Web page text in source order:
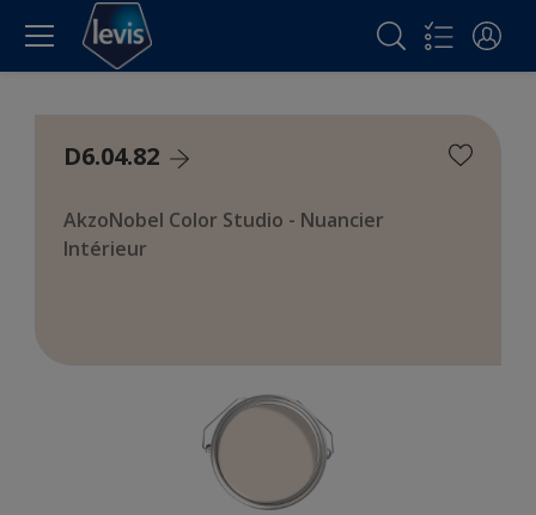
D6.04.82
AkzoNobel Color Studio - Nuancier
Intérieur